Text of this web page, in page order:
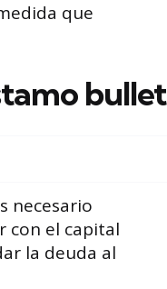
que
bullet
necesario
con el capital
la deuda al